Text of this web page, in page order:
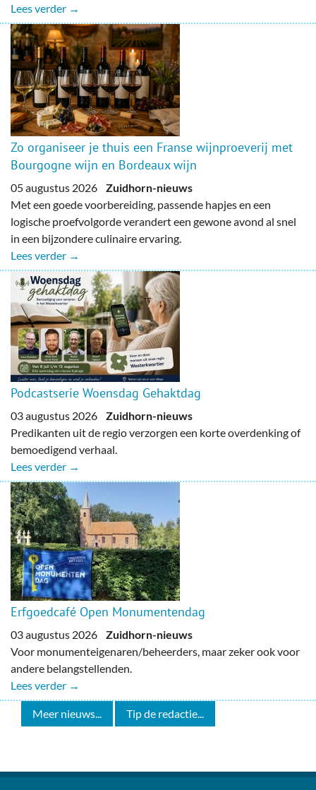
Lees verder →
Zo organiseer je thuis een Franse wijnproeverij met
Bourgogne wijn en Bordeaux wijn
05 augustus 2026 Zuidhorn-nieuws
Met een goede voorbereiding, passende hapjes en een
logische proefvolgorde verandert een gewone avond al snel
in een bijzondere culinaire ervaring.
Lees verder →
Podcastserie Woensdag Gehaktdag
03 augustus 2026 Zuidhorn-nieuws
Predikanten uit de regio verzorgen een korte overdenking of
bemoedigend verhaal.
Lees verder →
Erfgoedcafé Open Monumentendag
03 augustus 2026 Zuidhorn-nieuws
Voor monumenteigenaren/beheerders, maar zeker ook voor
andere belangstellenden.
Lees verder →
Meer nieuws... Tip de redactie...